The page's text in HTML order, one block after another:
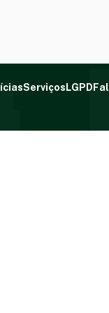
Serviços LGPD